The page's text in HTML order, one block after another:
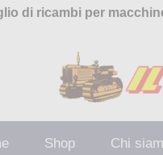
di ricambi per
Shop Chi